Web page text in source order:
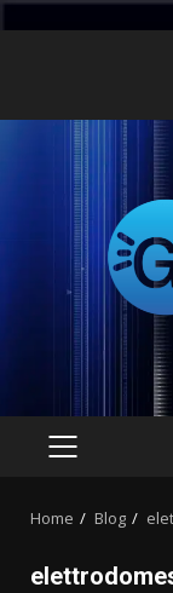
PRIMARY
Home Blog